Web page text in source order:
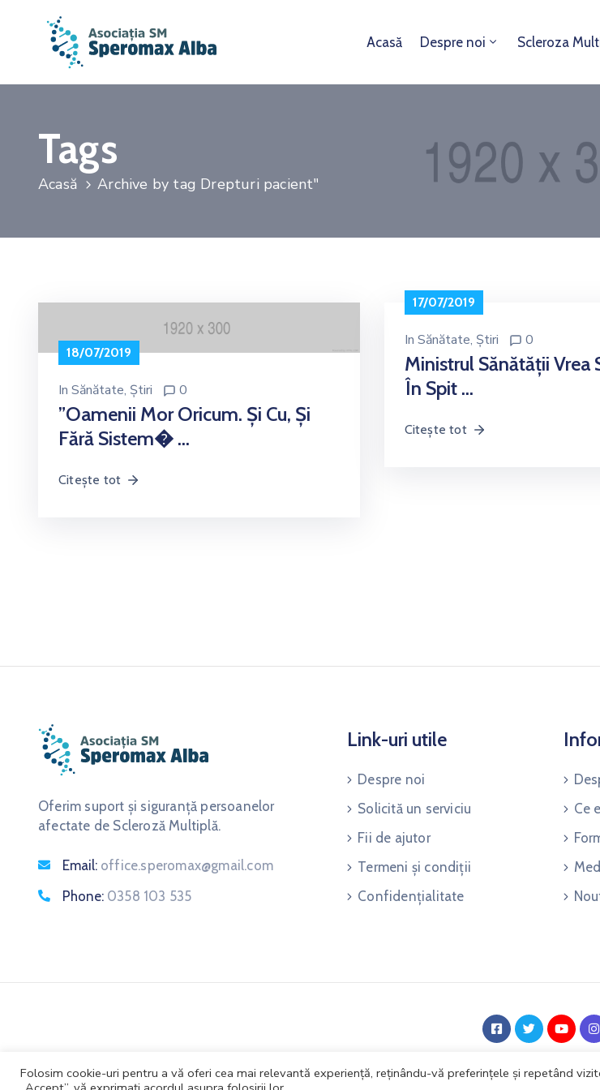
Acasă Despre noi Scleroza
Tags
Acasă Archive by tag Drepturi pacient"
18/07/2019
In Sănătate‚ Știri 0
”Oamenii Mor Oricum. Și Cu, Și
Fără Sistem� …
Citește tot
17/07/2019
In Sănătate‚ Știri 0
Ministrul Sănătății Vrea
În Spit …
Citește tot
Oferim suport și siguranță persoanelor
afectate de Scleroză Multiplă.
Email: office.speromax@gmail.com
Phone: 0358 103 535
Link-uri utile
Despre noi
Solicită un serviciu
Fii de ajutor
Termeni și condiții
Confidențialitate
Ce
Speromax © 2021. Realizat de
Folosim cookie-uri pentru a vă oferi cea mai relevantă experiență, reținându-vă preferințele și repetând